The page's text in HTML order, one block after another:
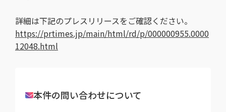
詳細は下記のプレスリリースをご確認ください。
https://prtimes.jp/main/html/rd/p/000000955.0000
12048.html
本件の問い合わせについて